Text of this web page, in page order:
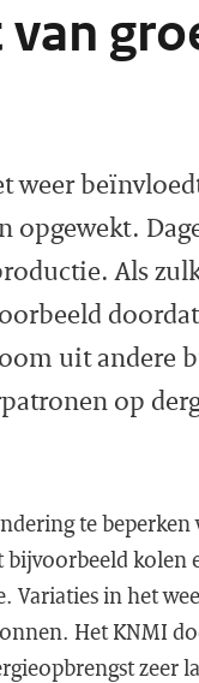
weer
opgewekt.
Als
uit andere
op
te
Variaties in het
Het KNMI
zeer